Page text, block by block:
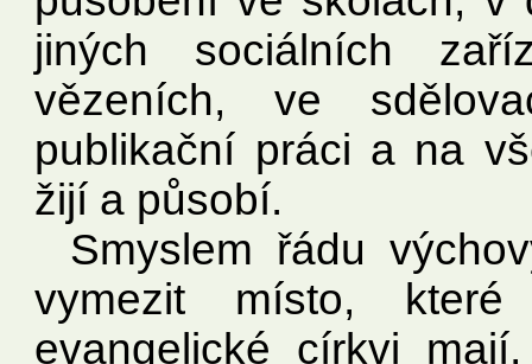
jiných sociálních
vězeních, ve
publikační práci a na
žijí a působí.
Smyslem řádu
vymezit místo,
evangelické církvi